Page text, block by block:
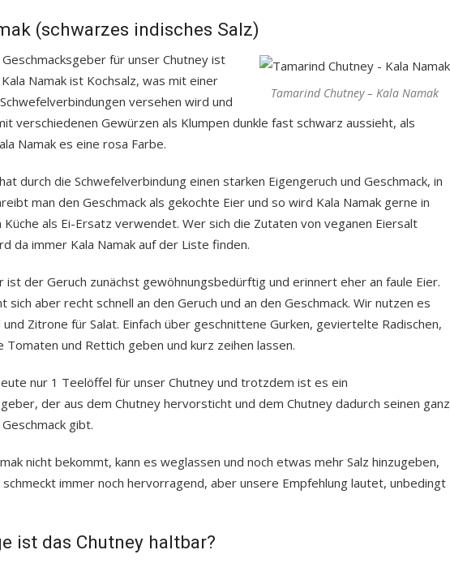
(schwarzes indisches Salz)
Tamarind Chutney – Kala Namak
für unser Chutney ist
Kala Namak ist Kochsalz, was mit einer
versehen wird und
verschiedenen Gewürzen als Klumpen dunkle fast schwarz aussieht, als
Namak es eine rosa Farbe.
durch die Schwefelverbindung einen starken Eigengeruch und Geschmack, in
man den Geschmack als gekochte Eier und so wird Kala Namak gerne in
Küche als Ei-Ersatz verwendet. Wer sich die Zutaten von veganen Eiersalt
da immer Kala Namak auf der Liste finden.
ist der Geruch zunächst gewöhnungsbedürftig und erinnert eher an faule Eier.
sich aber recht schnell an den Geruch und an den Geschmack. Wir nutzen es
Zitrone für Salat. Einfach über geschnittene Gurken, geviertelte Radischen,
Tomaten und Rettich geben und kurz zeihen lassen.
nur 1 Teelöffel für unser Chutney und trotzdem ist es ein
der aus dem Chutney hervorsticht und dem Chutney dadurch seinen ganz
gibt.
nicht bekommt, kann es weglassen und noch etwas mehr Salz hinzugeben,
schmeckt immer noch hervorragend, aber unsere Empfehlung lautet, unbedingt
ist das Chutney haltbar?